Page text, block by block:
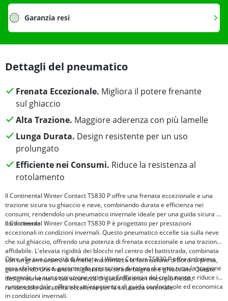
Garanzia resi
Dettagli del pneumatico
Frenata Eccezionale. Migliora il potere frenante
sul ghiaccio
Alta Trazione. Maggiore aderenza con più lamelle
Lunga Durata. Design resistente per un uso
prolungato
Efficiente nei Consumi. Riduce la resistenza al
rotolamento
Il Continental Winter Contact TS830 P offre una frenata eccezionale e una
trazione sicura su ghiaccio e neve, combinando durata e efficienza nei
consumi, rendendolo un pneumatico invernale ideale per una guida sicura e
confortevole.
Il Continental Winter Contact TS830 P è progettato per prestazioni
eccezionali in condizioni invernali. Questo pneumatico eccelle sia sulla neve
che sul ghiaccio, offrendo una potenza di frenata eccezionale e una trazione
affidabile. L'elevata rigidità dei blocchi nel centro del battistrada, combinata
con un gran numero di lamelle, massimizza la formazione di bordi di presa,
garantendo una frenata migliorata su strade bagnate e ghiacciate. Questo
design aumenta la tua sicurezza di guida durante i mesi più freddi,
rendendolo una scelta eccellente per la sicurezza invernale.
Oltre alle sue capacità di frenata, il Winter Contact TS830 P offre un'ottima
resa chilometrica, garantendo prestazioni durature durante tutta la stagione
invernale. La sua costruzione ottimizza l'efficienza del carburante e riduce il
rumore stradale, offrendo un'esperienza di guida confortevole ed economica
in condizioni invernali.